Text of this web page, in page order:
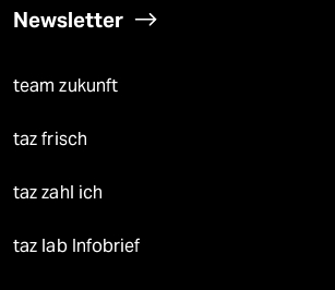
Newsletter
team zukunft
taz frisch
taz zahl ich
taz lab Infobrief